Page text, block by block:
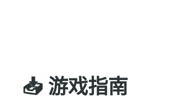
📥 游戏指南